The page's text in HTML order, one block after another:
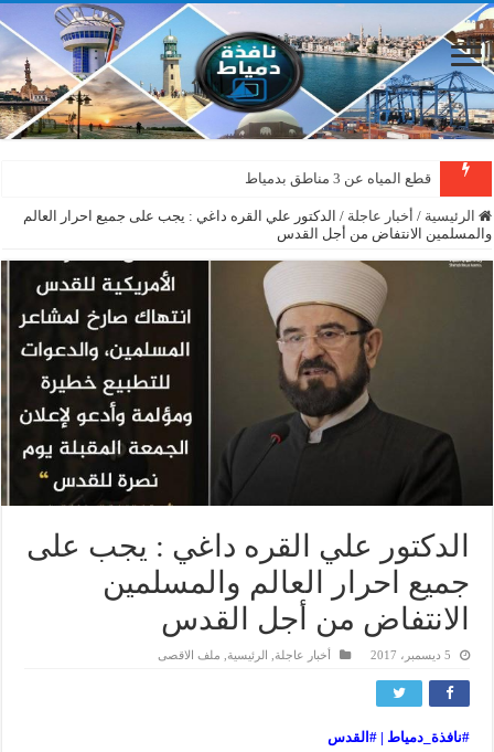
قطع المياه عن 3 مناطق بدمياط
الرئيسية / أخبار عاجلة / الدكتور علي القره داغي : يجب على جميع احرار العالم
والمسلمين الانتفاض من أجل القدس
الدكتور علي القره داغي : يجب على
جميع احرار العالم والمسلمين
الانتفاض من أجل القدس
5 ديسمبر، 2017 أخبار عاجلة الرئيسية ملف الاقصى
#نافذة_دمياط |
# القدس